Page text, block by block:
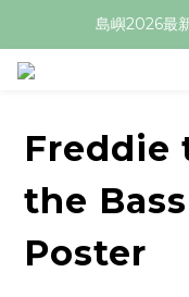
島嶼2026最
Freddie
the
Poster